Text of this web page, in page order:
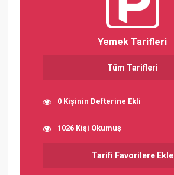
Yemek Tarifleri
Tüm Tarifleri
0 Kişinin Defterine Ekli
1026 Kişi Okumuş
Tarifi Favorilere Ekle